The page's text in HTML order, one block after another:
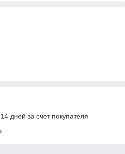
дней за счет покупателя